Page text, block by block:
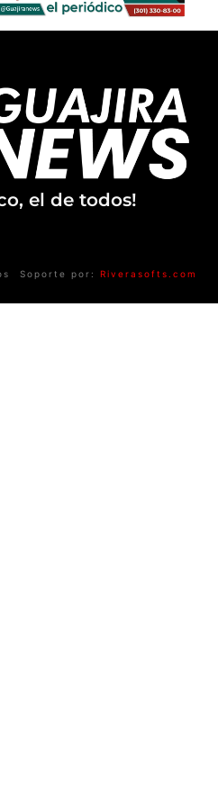
el de todos!
Soporte por: Riverasofts.com